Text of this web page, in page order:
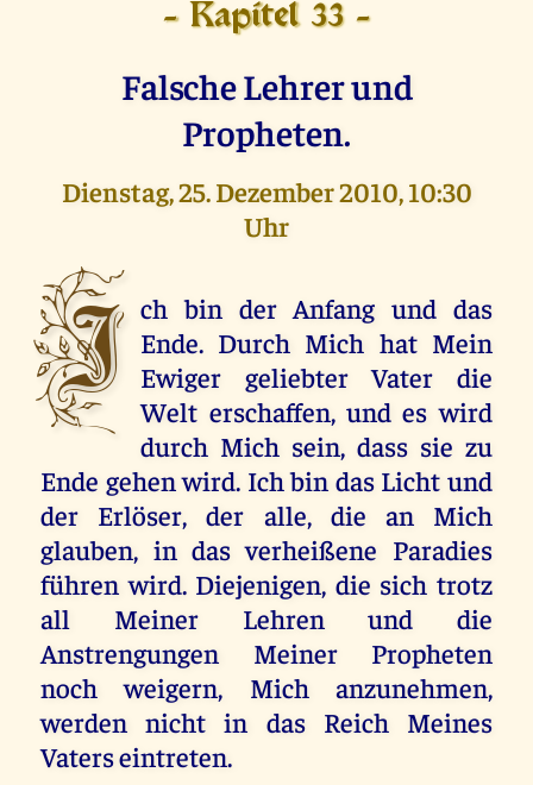
- Kapitel 33 -
Falsche Lehrer und
Propheten.
Dienstag, 25. Dezember 2010, 10:30
Uhr
I ch bin der Anfang und das
Ende. Durch Mich hat Mein
Ewiger geliebter Vater die
Welt erschaffen, und es wird
durch Mich sein, dass sie zu
Ende gehen wird. Ich bin das Licht und
der Erlöser, der alle, die an Mich
glauben, in das verheißene Paradies
führen wird. Diejenigen, die sich trotz
all Meiner Lehren und die
Anstrengungen Meiner Propheten
noch weigern, Mich anzunehmen,
werden nicht in das Reich Meines
Vaters eintreten.